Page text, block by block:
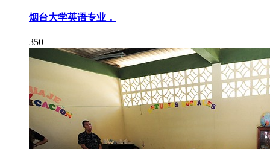
烟台大学英语专业，
350